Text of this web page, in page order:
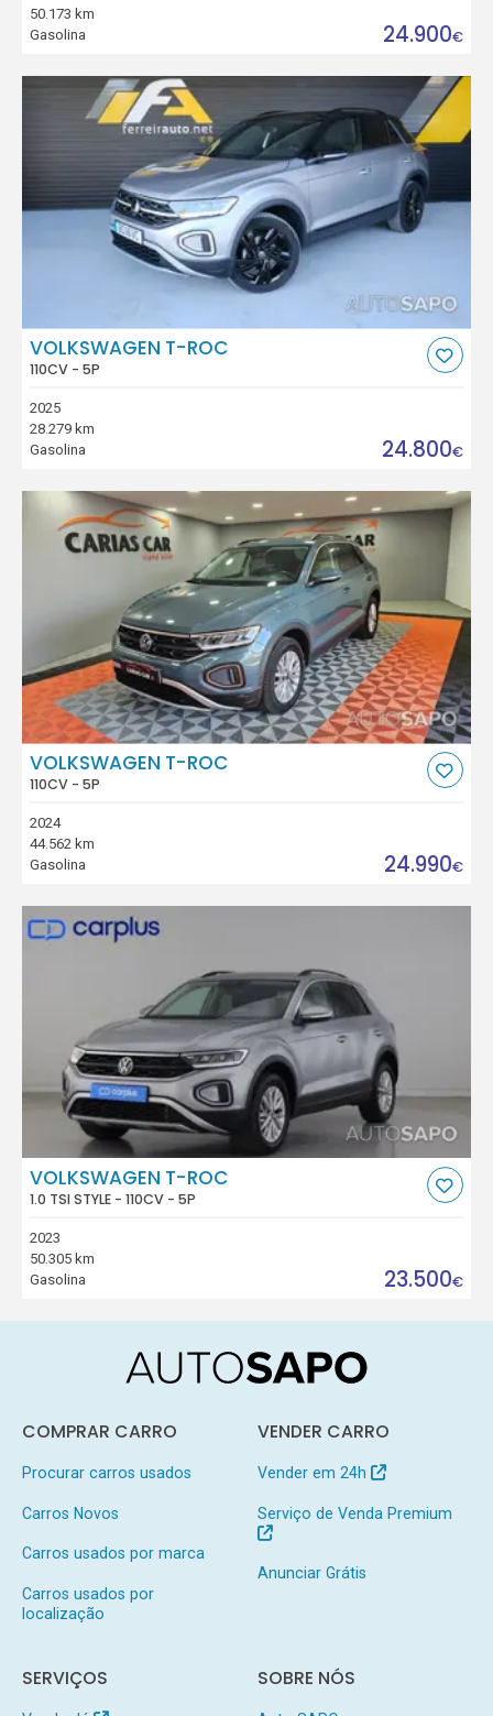
50.173 km
Gasolina
24.900€
VOLKSWAGEN T-ROC
110CV - 5P
2025
28.279 km
Gasolina
24.800€
VOLKSWAGEN T-ROC
110CV - 5P
2024
44.562 km
Gasolina
24.990€
VOLKSWAGEN T-ROC
1.0 TSI STYLE - 110CV - 5P
2023
50.305 km
Gasolina
23.500€
COMPRAR CARRO
Procurar carros usados
Carros Novos
Carros usados por marca
Carros usados por
localização
VENDER CARRO
Vender em 24h
Serviço de Venda Premium
Anunciar Grátis
SERVIÇOS SOBRE NÓS